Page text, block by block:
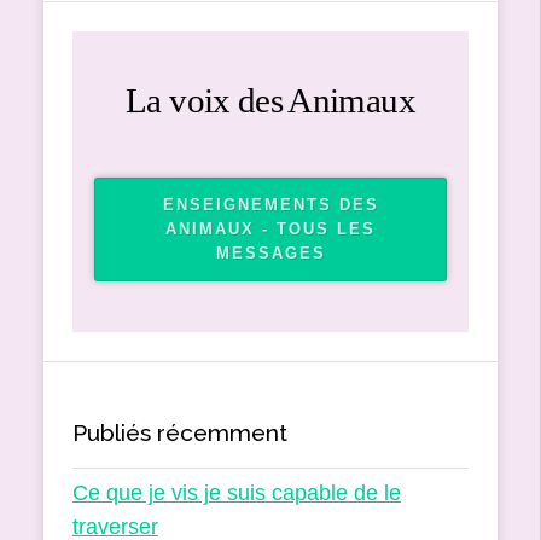
La voix des Animaux
ENSEIGNEMENTS DES
ANIMAUX - TOUS LES
MESSAGES
Publiés récemment
Ce que je vis je suis capable de le
traverser